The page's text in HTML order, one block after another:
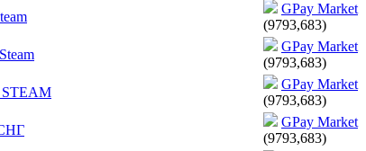
GPay Market
(9793,683)
GPay Market
(9793,683)
STEAM
GPay Market
(9793,683)
GPay Market
(9793,683)